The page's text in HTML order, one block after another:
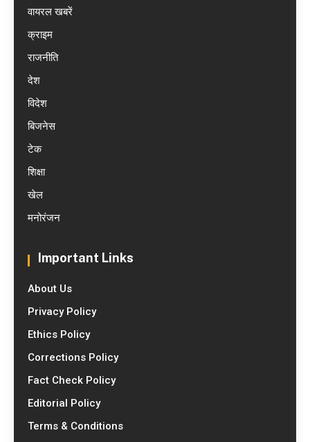
वायरल खबरें
क्राइम
राजनीति
देश
विदेश
बिजनेस
टेक
शिक्षा
खेल
मनोरंजन
Important Links
About Us
Privacy Policy
Ethics Policy
Corrections Policy
Fact Check Policy
Editorial Policy
Terms & Conditions